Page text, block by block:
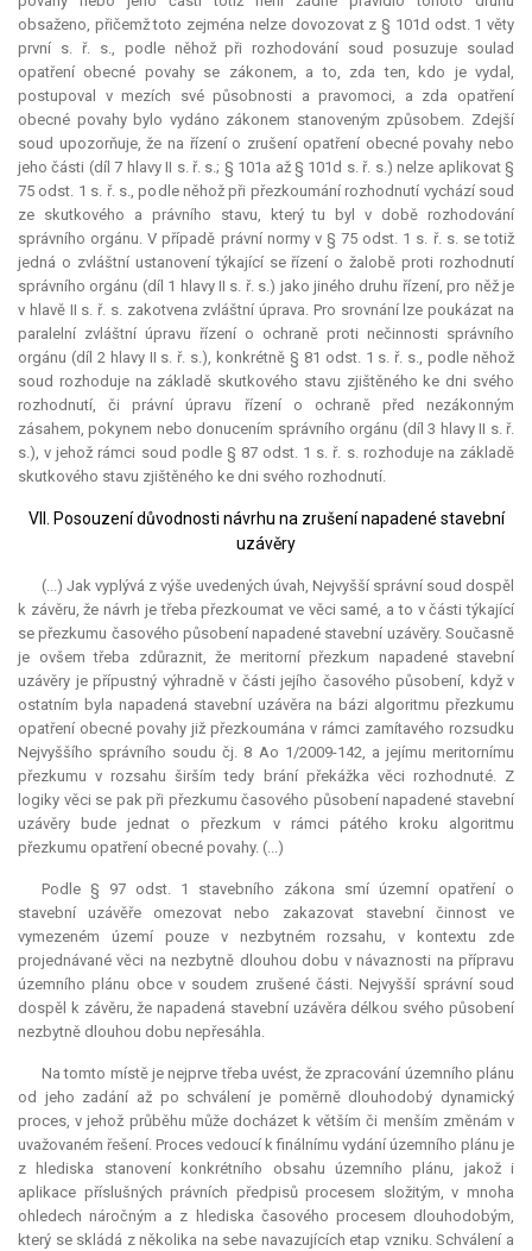
obsaženo, přičemž toto zejména nelze dovozovat z § 101d odst. 1 věty
první s. ř. s., podle něhož při rozhodování soud posuzuje soulad
opatření obecné povahy se zákonem, a to, zda ten, kdo je vydal,
postupoval v mezích své působnosti a pravomoci, a zda opatření
obecné povahy bylo vydáno zákonem stanoveným způsobem. Zdejší
soud upozorňuje, že na řízení o zrušení opatření obecné povahy nebo
jeho části (díl 7 hlavy II s. ř. s.; § 101a až § 101d s. ř. s.) nelze aplikovat §
75 odst. 1 s. ř. s., podle něhož při přezkoumání rozhodnutí vychází soud
ze skutkového a právního stavu, který tu byl v době rozhodování
správního orgánu. V případě právní normy v § 75 odst. 1 s. ř. s. se totiž
jedná o zvláštní ustanovení týkající se řízení o žalobě proti rozhodnutí
správního orgánu (díl 1 hlavy II s. ř. s.) jako jiného druhu řízení, pro něž je
v hlavě II s. ř. s. zakotvena zvláštní úprava. Pro srovnání lze poukázat na
paralelní zvláštní úpravu řízení o ochraně proti nečinnosti správního
orgánu (díl 2 hlavy II s. ř. s.), konkrétně § 81 odst. 1 s. ř. s., podle něhož
soud rozhoduje na základě skutkového stavu zjištěného ke dni svého
rozhodnutí, či právní úpravu řízení o ochraně před nezákonným
zásahem, pokynem nebo donucením správního orgánu (díl 3 hlavy II s. ř.
s.), v jehož rámci soud podle § 87 odst. 1 s. ř. s. rozhoduje na základě
skutkového stavu zjištěného ke dni svého rozhodnutí.
VII. Posouzení důvodnosti návrhu na zrušení napadené stavební
uzávěry
(...) Jak vyplývá z výše uvedených úvah, Nejvyšší správní soud dospěl
k závěru, že návrh je třeba přezkoumat ve věci samé, a to v části týkající
se přezkumu časového působení napadené stavební uzávěry. Současně
je ovšem třeba zdůraznit, že meritornípřezkum napadené stavební
uzávěry je přípustný výhradně v části jejího časového působení, když v
ostatním byla napadená stavební uzávěra na bázi algoritmu přezkumu
opatření obecné povahy již přezkoumána v rámci zamítavého rozsudku
Nejvyššího správního soudu čj. 8 Ao 1/2009-142, a jejímu meritornímu
přezkumu v rozsahu širším tedy brání překážka věci rozhodnuté. Z
logiky věci se pak při přezkumu časového působení napadené stavební
uzávěry bude jednat o přezkum v rámci pátého kroku algoritmu
přezkumu opatření obecné povahy. (...)
Podle § 97 odst. 1 stavebního zákona smí územní opatření o
stavební uzávěře omezovat nebo zakazovat stavební činnost ve
vymezeném území pouze v nezbytném rozsahu, v kontextu zde
projednávané věci na nezbytně dlouhou dobu v návaznosti na přípravu
územního plánu obce v soudem zrušené části. Nejvyšší správní soud
dospěl k závěru, že napadená stavební uzávěra délkou svého působení
nezbytně dlouhou dobu nepřesáhla.
Na tomto místě je nejprve třeba uvést, že zpracování územního plánu
od jeho zadání až po schválení je poměrně dlouhodobý dynamický
proces, v jehož průběhu může docházet k větším či menším změnám v
uvažovaném řešení. Proces vedoucí k finálnímu vydání územního plánu je
z hlediska stanovení konkrétního obsahu územního plánu, jakož i
aplikace příslušných právních předpisů procesem složitým, v mnoha
ohledech náročným a z hlediska časového procesem dlouhodobým,
který se skládá z několika na sebe navazujících etap vzniku. Schválení a